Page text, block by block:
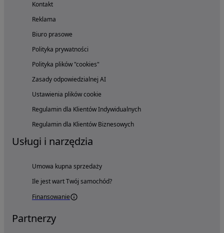
Kontakt
Reklama
Biuro prasowe
Polityka prywatności
Polityka plików "cookies"
Zasady odpowiedzialnej AI
Ustawienia plików cookie
Regulamin dla Klientów Indywidualnych
Regulamin dla Klientów Biznesowych
Usługi i narzędzia
Umowa kupna sprzedaży
Ile jest wart Twój samochód?
Finansowanie
Partnerzy